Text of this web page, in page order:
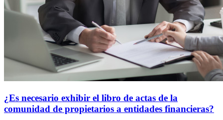
¿Es necesario exhibir el libro de actas de la
comunidad de propietarios a entidades financieras?